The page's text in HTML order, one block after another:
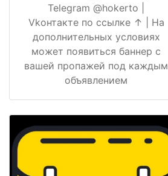
Telegram @hokerto |
Vkонтакте по ссылке ↑ | На
дополнительных условиях
может появиться баннер с
вашей пропажей под каждым
объявлением